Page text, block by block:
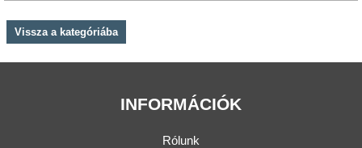
Vissza a kategóriába
INFORMÁCIÓK
Rólunk